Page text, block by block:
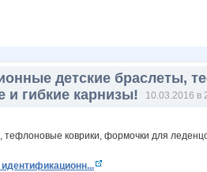
детские браслеты,
гибкие карнизы!
10.03.2016 в